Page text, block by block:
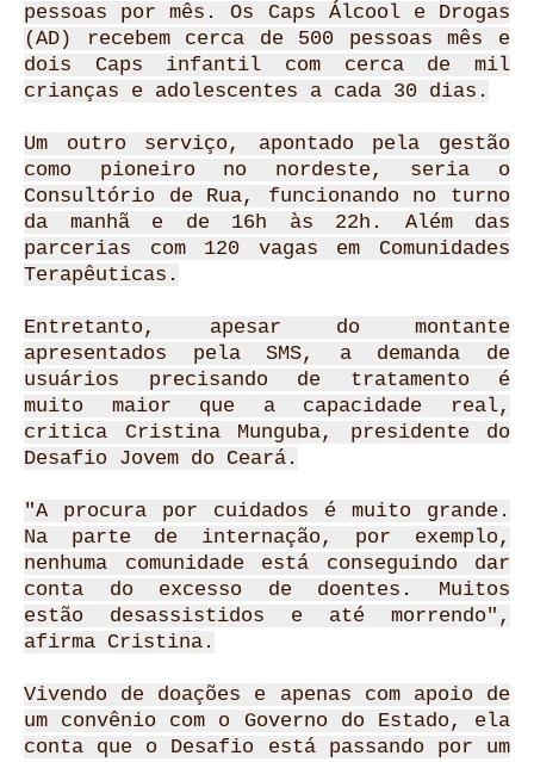
pessoas por mês. Os Caps Álcool e Drogas
(AD) recebem cerca de 500 pessoas mês e
dois Caps infantil com cerca de mil
crianças e adolescentes a cada 30 dias.
Um outro serviço, apontado pela gestão
como pioneiro no nordeste, seria o
Consultório de Rua, funcionando no turno
da manhã e de 16h às 22h. Além das
parcerias com 120 vagas em Comunidades
Terapêuticas.
Entretanto, apesar do montante
apresentados pela SMS, a demanda de
usuários precisando de tratamento é
muito maior que a capacidade real,
critica Cristina Munguba, presidente do
Desafio Jovem do Ceará.
"A procura por cuidados é muito grande.
Na parte de internação, por exemplo,
nenhuma comunidade está conseguindo dar
conta do excesso de doentes. Muitos
estão desassistidos e até morrendo",
afirma Cristina.
Vivendo de doações e apenas com apoio de
um convênio com o Governo do Estado, ela
conta que o Desafio está passando por um